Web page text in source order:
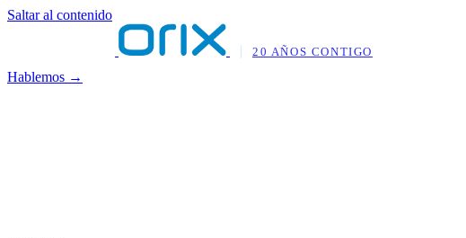
Saltar al contenido
20 AÑOS CONTIGO
Hablemos →